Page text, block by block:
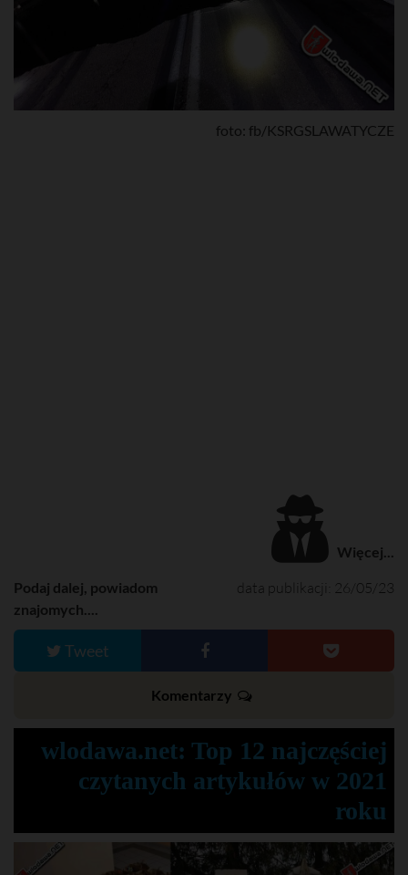
foto: fb/KSRGSLAWATYCZE
Więcej...
data publikacji: 26/05/23
Podaj dalej, powiadom
znajomych....
Tweet
Komentarzy
wlodawa.net: Top 12 najczęściej
czytanych artykułów w 2021
roku